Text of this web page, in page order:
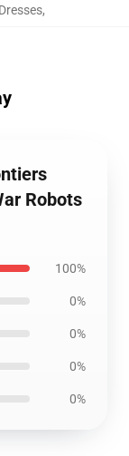
,
Robots
100%
0%
0%
0%
0%